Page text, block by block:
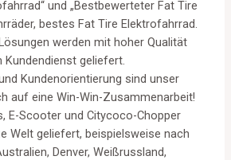
und „Bestbewerteter Fat Tire
bestes Fat Tire Elektrofahrrad.
werden mit hoher Qualität
geliefert.
Kundenorientierung sind unser
auf eine Win-Win-Zusammenarbeit!
E-Scooter und Citycoco-Chopper
Welt geliefert, beispielsweise nach
Denver, Weißrussland,